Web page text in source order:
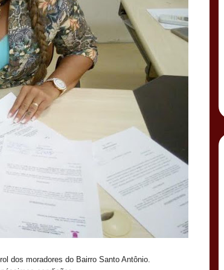
dos moradores do Bairro Santo Antônio.